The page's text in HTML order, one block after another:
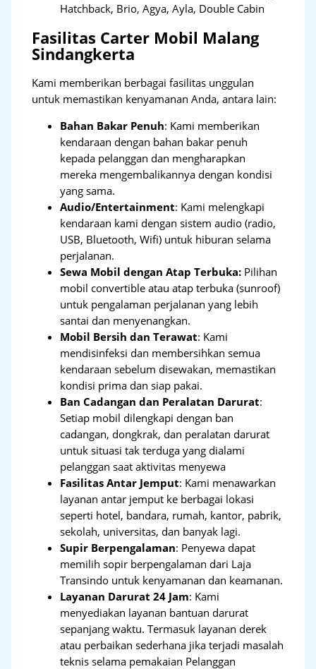
Hatchback, Brio, Agya, Ayla, Double Cabin
Fasilitas Carter Mobil Malang
Sindangkerta
Kami memberikan berbagai fasilitas unggulan
untuk memastikan kenyamanan Anda, antara lain:
Bahan Bakar Penuh: Kami memberikan
kendaraan dengan bahan bakar penuh
kepada pelanggan dan mengharapkan
mereka mengembalikannya dengan kondisi
yang sama.
Audio/Entertainment: Kami melengkapi
kendaraan kami dengan sistem audio (radio,
USB, Bluetooth, Wifi) untuk hiburan selama
perjalanan.
Sewa Mobil dengan Atap Terbuka: Pilihan
mobil convertible atau atap terbuka (sunroof)
untuk pengalaman perjalanan yang lebih
santai dan menyenangkan.
Mobil Bersih dan Terawat: Kami
mendisinfeksi dan membersihkan semua
kendaraan sebelum disewakan, memastikan
kondisi prima dan siap pakai.
Ban Cadangan dan Peralatan Darurat:
Setiap mobil dilengkapi dengan ban
cadangan, dongkrak, dan peralatan darurat
untuk situasi tak terduga yang dialami
pelanggan saat aktivitas menyewa
Fasilitas Antar Jemput: Kami menawarkan
layanan antar jemput ke berbagai lokasi
seperti hotel, bandara, rumah, kantor, pabrik,
sekolah, universitas, dan banyak lagi.
Supir Berpengalaman: Penyewa dapat
memilih sopir berpengalaman dari Laja
Transindo untuk kenyamanan dan keamanan.
Layanan Darurat 24 Jam: Kami
menyediakan layanan bantuan darurat
sepanjang waktu. Termasuk layanan derek
atau perbaikan sederhana jika terjadi masalah
teknis selama pemakaian Pelanggan